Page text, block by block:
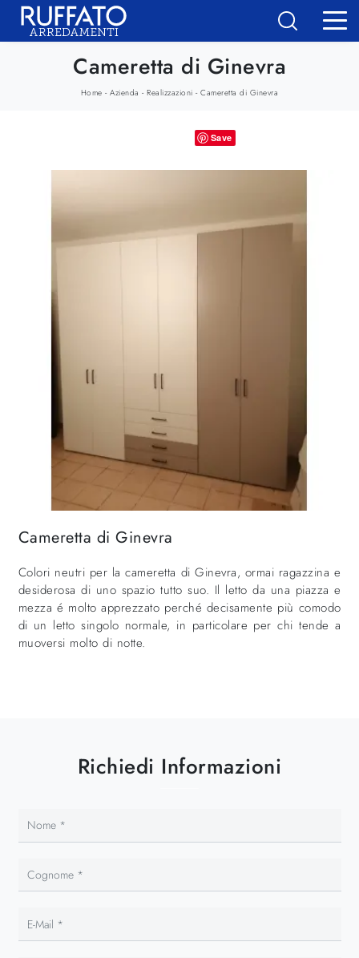
Cameretta di Ginevra
Home -Azienda -Realizzazioni -Cameretta di Ginevra
Save
Cameretta di Ginevra
Colori neutri per la cameretta di Ginevra, ormai ragazzina e
desiderosa di uno spazio tutto suo. Il letto da una piazza e
mezza é molto apprezzato perché decisamente più comodo
di un letto singolo normale, in particolare per chi tende a
muoversi molto di notte.
Richiedi Informazioni